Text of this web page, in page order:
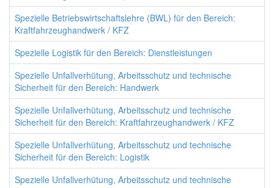
Spezielle Betriebswirtschaftslehre (BWL) für den Bereich:
Kraftfahrzeughandwerk / KFZ
Spezielle Logistik für den Bereich: Dienstleistungen
Spezielle Unfallverhütung, Arbeitsschutz und technische
Sicherheit für den Bereich: Handwerk
Spezielle Unfallverhütung, Arbeitsschutz und technische
Sicherheit für den Bereich: Kraftfahrzeughandwerk / KFZ
Spezielle Unfallverhütung, Arbeitsschutz und technische
Sicherheit für den Bereich: Logistik
Spezielle Unfallverhütung, Arbeitsschutz und technische